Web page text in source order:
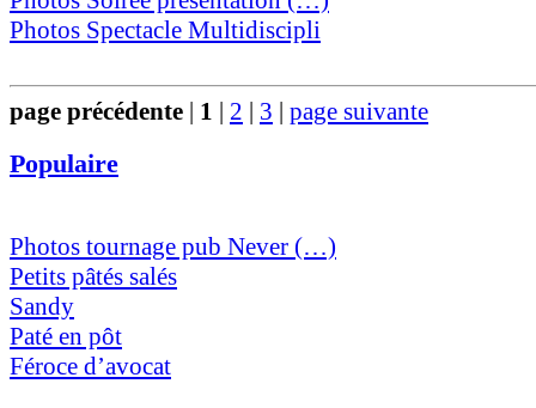
Photos Spectacle Multidiscipli
page précédente | 1 | 2 | 3 | page suivante
Populaire
Photos tournage pub Never (…)
Petits pâtés salés
Sandy
Paté en pôt
Féroce d’avocat